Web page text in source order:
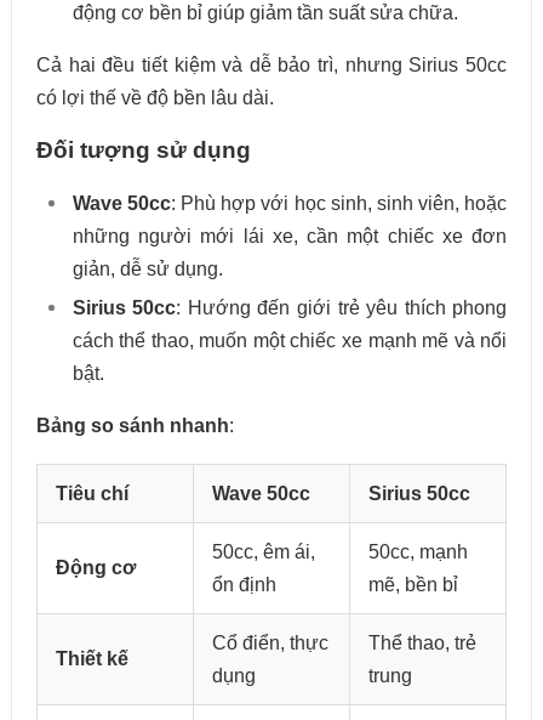
động cơ bền bỉ giúp giảm tần suất sửa chữa.
Cả hai đều tiết kiệm và dễ bảo trì, nhưng Sirius 50cc
có lợi thế về độ bền lâu dài.
Đối tượng sử dụng
Wave 50cc: Phù hợp với học sinh, sinh viên, hoặc
những người mới lái xe, cần một chiếc xe đơn
giản, dễ sử dụng.
Sirius 50cc: Hướng đến giới trẻ yêu thích phong
cách thể thao, muốn một chiếc xe mạnh mẽ và nổi
bật.
Bảng so sánh nhanh:
Tiêu chí Wave 50cc Sirius 50cc
Động cơ
50cc, êm ái,
ổn định
50cc, mạnh
mẽ, bền bỉ
Thiết kế
Cổ điển, thực
dụng
Thể thao, trẻ
trung